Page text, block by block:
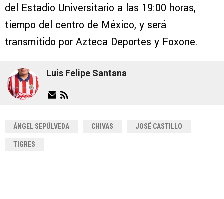
del Estadio Universitario a las 19:00 horas,
tiempo del centro de México, y será
transmitido por Azteca Deportes y Foxone.
Luis Felipe Santana
ÁNGEL SEPÚLVEDA CHIVAS JOSÉ CASTILLO
TIGRES